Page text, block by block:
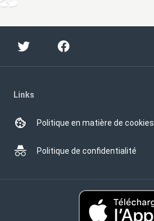
Links
Politique en matière de cookies
Politique de confidentialité